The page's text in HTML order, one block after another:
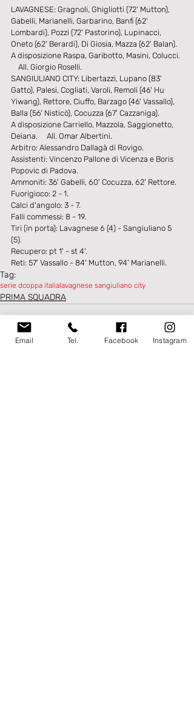
LAVAGNESE: Gragnoli, Ghigliotti (72' Mutton),
Gabelli, Marianelli, Garbarino, Banfi (62'
Lombardi), Pozzi (72' Pastorino), Lupinacci,
Oneto (62' Berardi), Di Giosia, Mazza (62' Balan).
A disposizione Raspa, Garibotto, Masini, Colucci.
    All. Giorgio Roselli.
SANGIULIANO CITY: Libertazzi, Lupano (83'
Gatto), Palesi, Cogliati, Varoli, Remoli (46' Hu
Yiwang), Rettore, Ciuffo, Barzago (46' Vassallo),
Balla (56' Nisticò), Cocuzza (67' Cazzaniga).
A disposizione Carriello, Mazzola, Saggionetto,
Deiana.     All. Omar Albertini.
Arbitro: Alessandro Dallagà di Rovigo.
Assistenti: Vincenzo Pallone di Vicenza e Boris
Popovic di Padova.
Ammoniti: 36' Gabelli, 60' Cocuzza, 62' Rettore.
Fuorigioco: 2 - 1.
Calci d'angolo: 3 - 7.
Falli commessi: 8 - 19.
Tiri (in porta): Lavagnese 6 (4) - Sangiuliano 5
(5).
Recupero: pt 1' - st 4'.
Reti: 57' Vassallo - 84' Mutton, 94' Marianelli.
Tag:
serie dcoppa italialavagnese sangiuliano city
PRIMA SQUADRA
Email Tel. Facebook Instagram